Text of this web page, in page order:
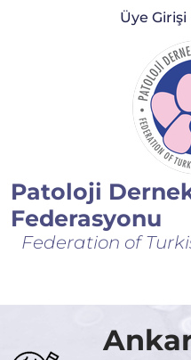
Patoloji
Federasyonu
Federation of
Üye Girişi